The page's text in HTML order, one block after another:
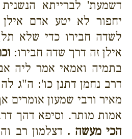
דשמעת' לברייתא
יחפור לא יטע אדם
לשדה חבירו כדי שלא
אילן זה דרך שדה חבירו:
בתמיה ואמאי אמר ליה
דרב נחמן דתנן כו': ה"ג
מאיר ורבי שמעון אומרים
אמות מותר. וסיפא דהך
הכי מעשה . דצלמון רב